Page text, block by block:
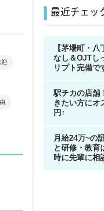
迎
最近チェッ
【茅場町・
なし＆OJTし
リプト完備
駅チカの店舗
きたい方にオ
円↑
月給24万~の
と研修・教
時に先輩に相